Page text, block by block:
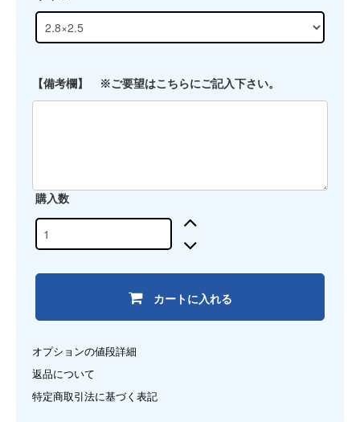
【備考欄】 ※ご要望はこちらにご記入下さい。
購入数
カートに入れる
オプションの値段詳細
返品について
特定商取引法に基づく表記